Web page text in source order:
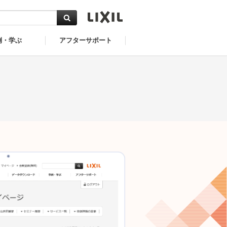
・学ぶ アフターサポート